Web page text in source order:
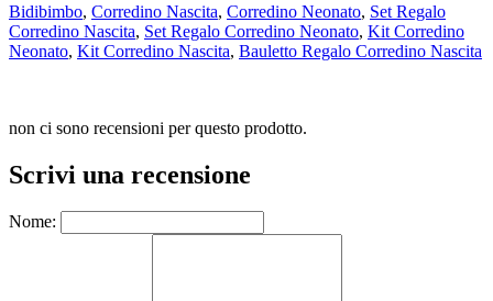
Bidibimbo, Corredino Nascita, Corredino Neonato, Set Regalo
Corredino Nascita, Set Regalo Corredino Neonato, Kit Corredino
Neonato, Kit Corredino Nascita, Bauletto Regalo Corredino Nascita
non ci sono recensioni per questo prodotto.
Scrivi una recensione
Nome: